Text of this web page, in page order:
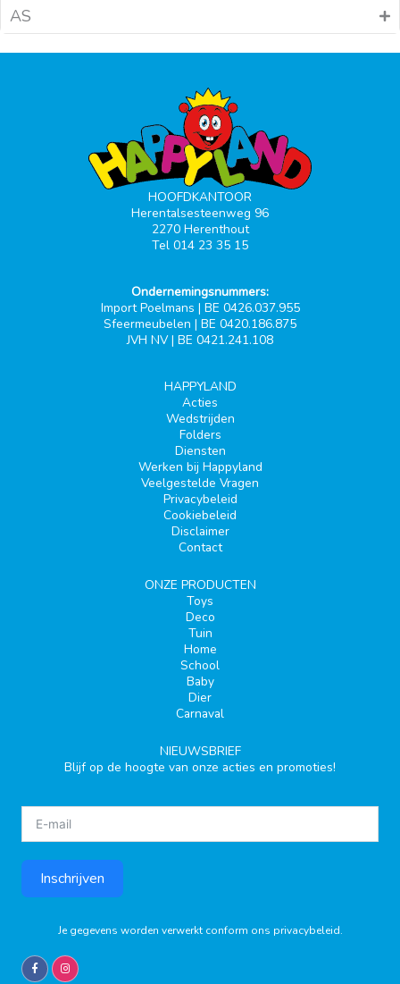
AS
HOOFDKANTOOR
Herentalsesteenweg 96
2270 Herenthout
Tel 014 23 35 15
Ondernemingsnummers:
Import Poelmans | BE 0426.037.955
Sfeermeubelen | BE 0420.186.875
JVH NV | BE 0421.241.108
HAPPYLAND
Acties
Wedstrijden
Folders
Diensten
Werken bij Happyland
Veelgestelde Vragen
Privacybeleid
Cookiebeleid
Disclaimer
Contact
ONZE PRODUCTEN
Toys
Deco
Tuin
Home
School
Baby
Dier
Carnaval
NIEUWSBRIEF
Blijf op de hoogte van onze acties en promoties!
Inschrijven
Je gegevens worden verwerkt conform ons privacybeleid.